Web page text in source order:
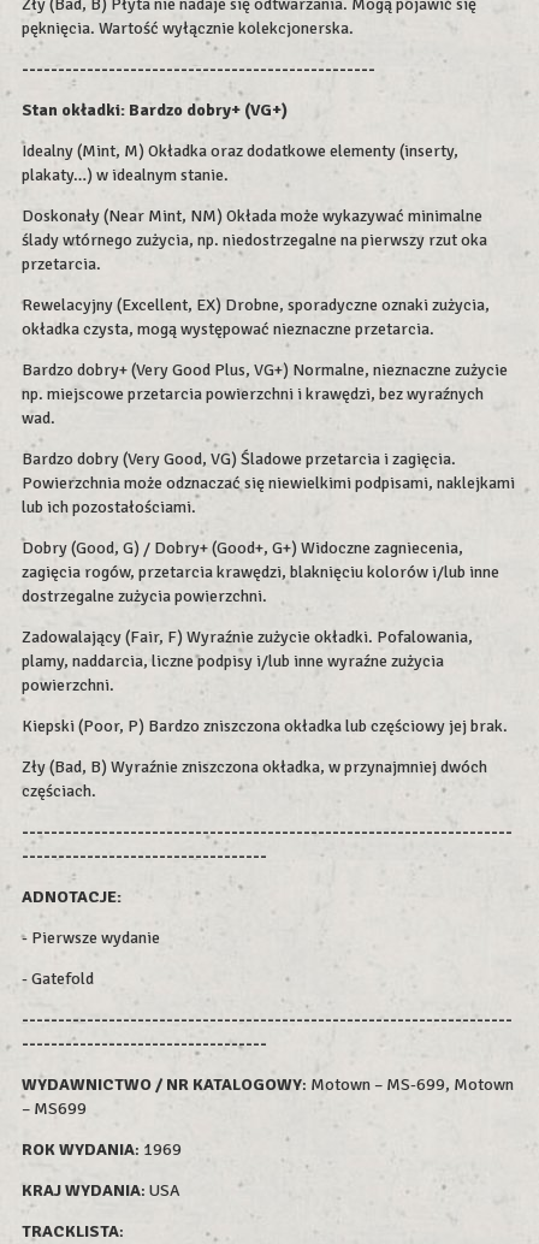
Zły (Bad, B) Płyta nie nadaje się odtwarzania. Mogą pojawić się
pęknięcia. Wartość wyłącznie kolekcjonerska.
-------------------------------------------------
Stan okładki: Bardzo dobry+ (VG+)
Idealny (Mint, M) Okładka oraz dodatkowe elementy (inserty,
plakaty…) w idealnym stanie.
Doskonały (Near Mint, NM) Okłada może wykazywać minimalne
ślady wtórnego zużycia, np. niedostrzegalne na pierwszy rzut oka
przetarcia.
Rewelacyjny (Excellent, EX) Drobne, sporadyczne oznaki zużycia,
okładka czysta, mogą występować nieznaczne przetarcia.
Bardzo dobry+ (Very Good Plus, VG+) Normalne, nieznaczne zużycie
np. miejscowe przetarcia powierzchni i krawędzi, bez wyraźnych
wad.
Bardzo dobry (Very Good, VG) Śladowe przetarcia i zagięcia.
Powierzchnia może odznaczać się niewielkimi podpisami, naklejkami
lub ich pozostałościami.
Dobry (Good, G) / Dobry+ (Good+, G+) Widoczne zagniecenia,
zagięcia rogów, przetarcia krawędzi, blaknięciu kolorów i/lub inne
dostrzegalne zużycia powierzchni.
Zadowalający (Fair, F) Wyraźnie zużycie okładki. Pofalowania,
plamy, naddarcia, liczne podpisy i/lub inne wyraźne zużycia
powierzchni.
Kiepski (Poor, P) Bardzo zniszczona okładka lub częściowy jej brak.
Zły (Bad, B) Wyraźnie zniszczona okładka, w przynajmniej dwóch
częściach.
--------------------------------------------------------------------
----------------------------------
ADNOTACJE:
- Pierwsze wydanie
- Gatefold
--------------------------------------------------------------------
----------------------------------
WYDAWNICTWO / NR KATALOGOWY: Motown – MS-699, Motown
– MS699
ROK WYDANIA: 1969
KRAJ WYDANIA: USA
TRACKLISTA: